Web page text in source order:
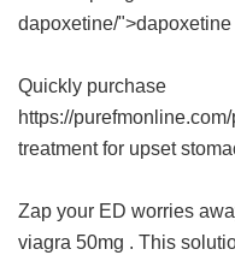
dapoxetine/">dapoxetine
Quickly purchase
https://
treatment for upset
Zap your ED worries
viagra 50mg . This